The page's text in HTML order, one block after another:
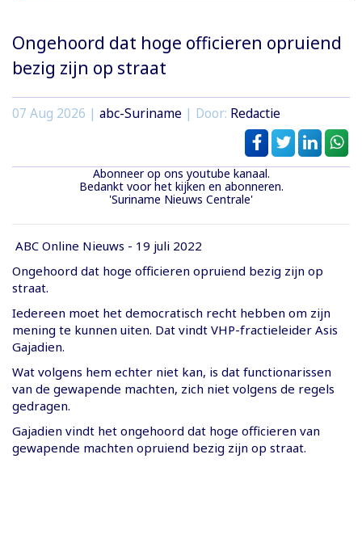
Ongehoord dat hoge officieren opruiend
bezig zijn op straat
07 Aug 2026 | abc-Suriname | Door: Redactie
Abonneer op ons youtube kanaal.
Bedankt voor het kijken en abonneren.
'Suriname Nieuws Centrale'
ABC Online Nieuws - 19 juli 2022
Ongehoord dat hoge officieren opruiend bezig zijn op
straat.
Iedereen moet het democratisch recht hebben om zijn
mening te kunnen uiten. Dat vindt VHP-fractieleider Asis
Gajadien.
Wat volgens hem echter niet kan, is dat functionarissen
van de gewapende machten, zich niet volgens de regels
gedragen.
Gajadien vindt het ongehoord dat hoge officieren van
gewapende machten opruiend bezig zijn op straat.